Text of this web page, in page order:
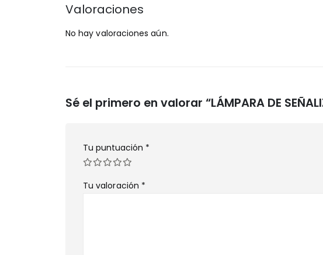
Valoraciones
No hay valoraciones aún.
Sé el primero en valorar “LÁMPARA DE
Tu puntuación *
Tu valoración *